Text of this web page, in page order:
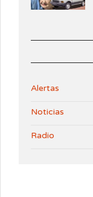
Alertas
Noticias
Radio